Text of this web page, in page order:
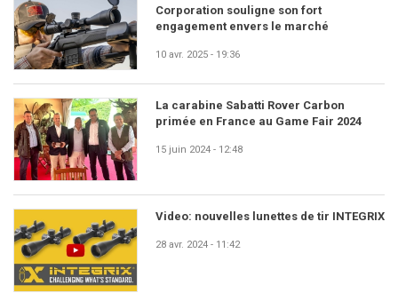
Corporation souligne son fort
engagement envers le marché
10 avr. 2025 - 19:36
La carabine Sabatti Rover Carbon
primée en France au Game Fair 2024
15 juin 2024 - 12:48
Video: nouvelles lunettes de tir INTEGRIX
28 avr. 2024 - 11:42